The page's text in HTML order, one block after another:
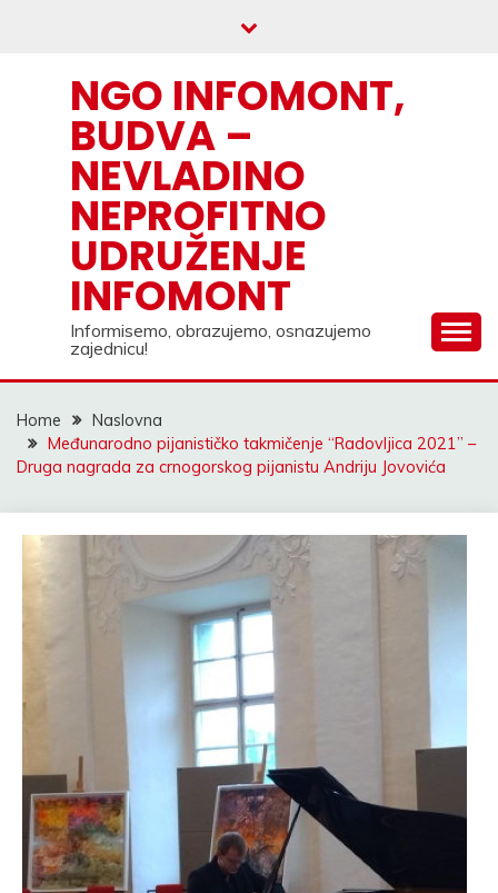
NGO INFOMONT,
BUDVA –
NEVLADINO
NEPROFITNO
UDRUŽENJE
INFOMONT
Informisemo, obrazujemo, osnazujemo
zajednicu!
Home
Naslovna
Međunarodno pijanističko takmičenje “Radovljica 2021” –
Druga nagrada za crnogorskog pijanistu Andriju Jovovića